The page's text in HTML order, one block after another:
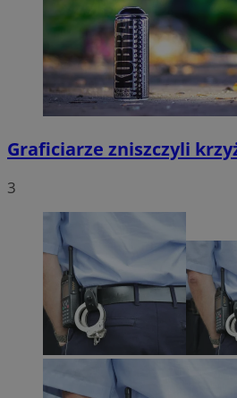
Graficiarze zniszczyli
3